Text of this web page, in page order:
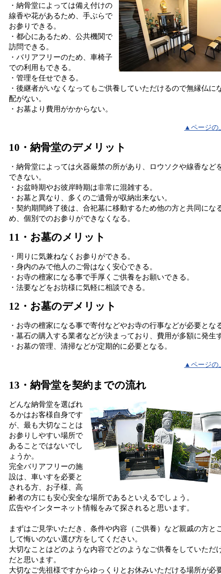
・納骨堂によっては備え付けの
線香や花があるため、手ぶらで
お参りできる。
・都心にあるため、公共機関で
訪問できる。
・バリアフリーのため、車椅子
での利用もできる。
・管理を任せできる。
・後継者がいなくなってもご供養していただけるので無縁仏に
配がない。
・お墓より費用がかからない。
▲ページの
10・納骨堂のデメリット
・納骨堂によっては火器厳禁の所があり、ロウソクや線香など
できない。
・お盆時期やお彼岸時期は非常に混雑する。
・お墓と異なり、多くのご遺骨が収納出来ない。
・契約期間終了後は、合祀墓に移動するため他の方と共同にな
め、個別でのお参りができなくなる。
11・お墓のメリット
・周りに気兼ねなくお参りができる。
・身内のみで他人のご骨はなく安心できる。
・お寺の檀家になる事で手厚くご供養をお願いできる。
・法要などをお坊様に気軽に相談できる。
12・お墓のデメリット
・お寺の檀家になる事で寄付などやお寺の行事などが必要とな
・墓石の購入する業者などが決まっており、費用が多額に発生
・お墓の管理、清掃などが定期的に必要となる。
▲ページの
13・納骨堂を契約までの流れ
どんな納骨堂を選ばれ
るかはお客様自身です
が、最も大切なことは
お参りしやすい場所で
あることではないでし
ょうか。
完全バリアフリーの施
設は、車いすを必要と
される方、お子様、高
齢者の方にも安心安全な場所であるといえるでしょう。
広告やインターネット情報をみて探されると思います。
まずはご見学いただき、条件や内容（ご供養）など親戚の方と
して悔いのない選び方をしてください。
大切なことはどのような内容でどのようなご供養をしていただ
だと思います。
大切なご先祖様ですからゆっくりとお休みいただける場所が必